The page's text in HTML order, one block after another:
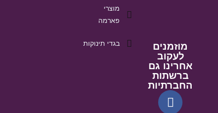
מוזמנים
לעקוב
אחרינו גם
ברשתות
החברתיות
מוצרי
פארמה
בגדי תינוקות